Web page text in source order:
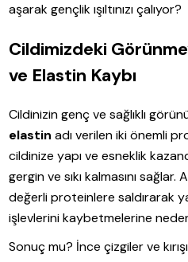
aşarak gençlik ışıltınızı çalıyor?
Cildimizdeki
ve Elastin Kaybı
Cildinizin genç ve sağlıklı
elastin adı verilen iki önemli
cildinize yapı ve esneklik
gergin ve sıkı kalmasını
değerli proteinlere saldırarak
işlevlerini kaybetmelerine
Sonuç mu? İnce çizgiler ve